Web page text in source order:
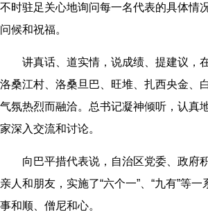
不时驻足关心地询问每一名代表的具体情
问候和祝福。
讲真话、道实情，说成绩、提建议，
洛桑江村、洛桑旦巴、旺堆、扎西央金、
气氛热烈而融洽。总书记凝神倾听，认真
家深入交流和讨论。
向巴平措代表说，自治区党委、政府
亲人和朋友，实施了“六个一”、“九有”等
事和顺、僧尼和心。